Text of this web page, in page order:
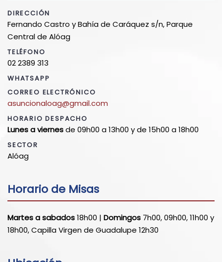
DIRECCIÓN
Fernando Castro y Bahía de Caráquez s/n, Parque
Central de Alóag
TELÉFONO
02 2389 313
WHATSAPP
CORREO ELECTRÓNICO
asuncionaloag@gmail.com
HORARIO DESPACHO
Lunes a viernesde 09h00 a 13h00 y de 15h00 a 18h00
SECTOR
Alóag
Horario de Misas
Martes a sabados18h00 | Domingos 7h00, 09h00, 11h00 y
18h00, Capilla Virgen de Guadalupe 12h30